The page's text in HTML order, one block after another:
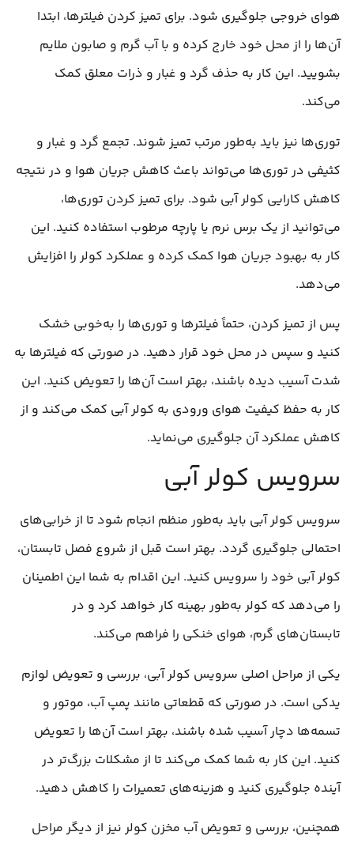
هوای خروجی جلوگیری شود. برای تمیز کردن فیلترها، ابتدا
آن‌ها را از محل خود خارج کرده و با آب گرم و صابون ملایم
بشویید. این کار به حذف گرد و غبار و ذرات معلق کمک
می‌کند.
توری‌ها نیز باید به‌طور مرتب تمیز شوند. تجمع گرد و غبار و
کثیفی در توری‌ها می‌تواند باعث کاهش جریان هوا و در نتیجه
کاهش کارایی کولر آبی شود. برای تمیز کردن توری‌ها،
می‌توانید از یک برس نرم یا پارچه مرطوب استفاده کنید. این
کار به بهبود جریان هوا کمک کرده و عملکرد کولر را افزایش
می‌دهد.
پس از تمیز کردن، حتماً فیلترها و توری‌ها را به‌خوبی خشک
کنید و سپس در محل خود قرار دهید. در صورتی که فیلترها به
شدت آسیب دیده باشند، بهتر است آن‌ها را تعویض کنید. این
کار به حفظ کیفیت هوای ورودی به کولر آبی کمک می‌کند و از
کاهش عملکرد آن جلوگیری می‌نماید.
سرویس کولر آبی
سرویس کولر آبی باید به‌طور منظم انجام شود تا از خرابی‌های
احتمالی جلوگیری گردد. بهتر است قبل از شروع فصل تابستان،
کولر آبی خود را سرویس کنید. این اقدام به شما این اطمینان
را می‌دهد که کولر به‌طور بهینه کار خواهد کرد و در
تابستان‌های گرم، هوای خنکی را فراهم می‌کند.
یکی از مراحل اصلی سرویس کولر آبی، بررسی و تعویض لوازم
یدکی است. در صورتی که قطعاتی مانند پمپ آب، موتور و
تسمه‌ها دچار آسیب شده باشند، بهتر است آن‌ها را تعویض
کنید. این کار به شما کمک می‌کند تا از مشکلات بزرگ‌تر در
آینده جلوگیری کنید و هزینه‌های تعمیرات را کاهش دهید.
همچنین، بررسی و تعویض آب مخزن کولر نیز از دیگر مراحل